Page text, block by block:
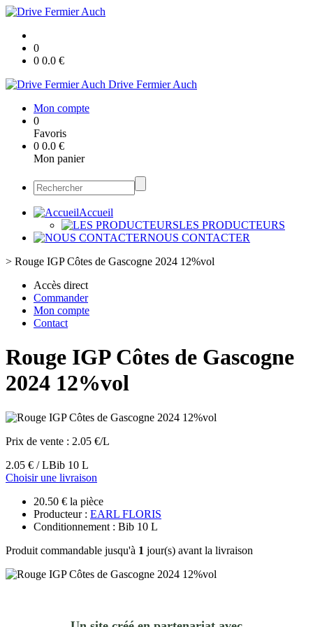
0
0 0.0 €
Drive Fermier Auch
Mon compte
0
Favoris
0 0.0 €
Mon panier
Accueil
LES PRODUCTEURS
NOUS CONTACTER
> Rouge IGP Côtes de Gascogne 2024 12%vol
Accès direct
Commander
Mon compte
Contact
Rouge IGP Côtes de Gascogne
2024 12%vol
Prix de vente : 2.05 €/L
2.05 € / LBib 10 L
Choisir une livraison
20.50 € la pièce
Producteur : EARL FLORIS
Conditionnement : Bib 10 L
Produit commandable jusqu'à 1 jour(s) avant la livraison